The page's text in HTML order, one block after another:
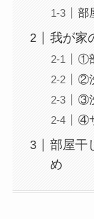
部
我が家
①
②
③
④
部屋干
め